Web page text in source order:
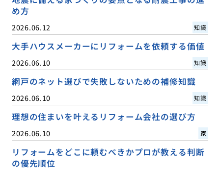
め方
2026.06.12 知識
大手ハウスメーカーにリフォームを依頼する価値
2026.06.10 知識
網戸のネット選びで失敗しないための補修知識
2026.06.10 知識
理想の住まいを叶えるリフォーム会社の選び方
2026.06.10 家
リフォームをどこに頼むべきかプロが教える判断
の優先順位